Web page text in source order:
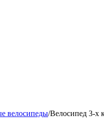
велосипеды/Велосипед 3-х